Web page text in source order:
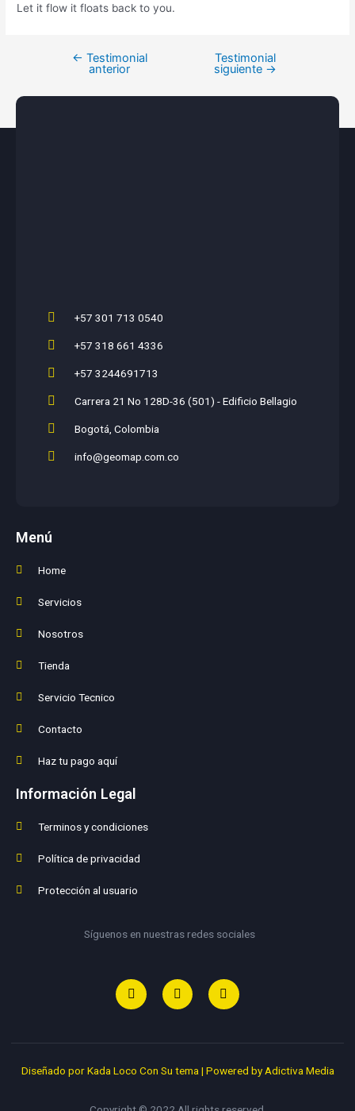
Let it flow it floats back to you.
← Testimonial
anterior
Testimonial
siguiente →
+57 301 713 0540
+57 318 661 4336
+57 3244691713
Carrera 21 No 128D-36 (501) - Edificio Bellagio
Bogotá, Colombia
info@geomap.com.co
Menú
Home
Servicios
Nosotros
Tienda
Servicio Tecnico
Contacto
Haz tu pago aquí
Información Legal
Terminos y condiciones
Política de privacidad
Protección al usuario
Síguenos en nuestras redes sociales
Diseñado por Kada Loco Con Su tema | Powered by Adictiva Media